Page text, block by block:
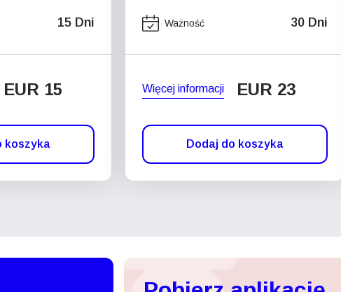
15 Dni
EUR 15
koszyka
Ważność 30 Dni
Więcej informacji EUR 23
Dodaj do koszyka